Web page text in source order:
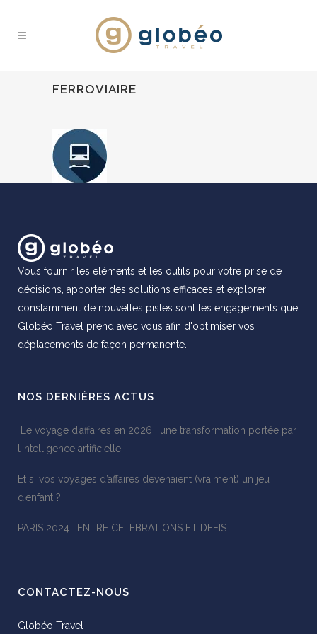
FERROVIAIRE
Vous fournir les éléments et les outils pour votre prise de
décisions, apporter des solutions efficaces et explorer
constamment de nouvelles pistes sont les engagements que
Globéo Travel prend avec vous afin d'optimiser vos
déplacements de façon permanente.
NOS DERNIÈRES ACTUS
Le voyage d’affaires en 2026 : une transformation portée par
l’intelligence artificielle
Et si vos voyages d’affaires devenaient (vraiment) un jeu
d’enfant ?
PARIS 2024 : ENTRE CELEBRATIONS ET DEFIS
CONTACTEZ-NOUS
Globéo Travel